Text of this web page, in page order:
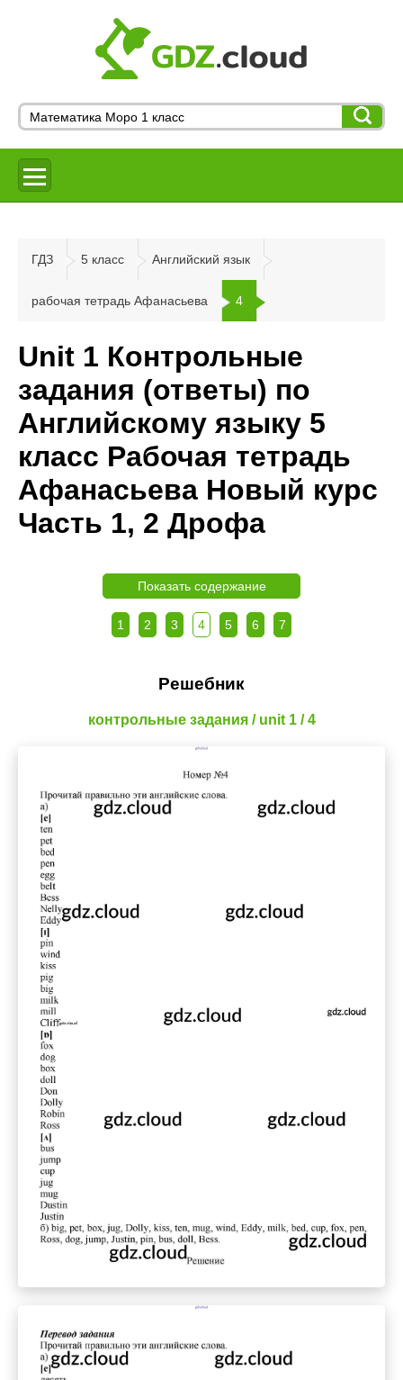
ГДЗ 5 класс Английский язык
рабочая тетрадь Афанасьева 4
Unit 1 Контрольные
задания (ответы) по
Английскому языку 5
класс Рабочая тетрадь
Афанасьева Новый курс
Часть 1, 2 Дрофа
Показать содержание
1 2 3 4 5 6 7
Решебник
контрольные задания / unit 1 / 4